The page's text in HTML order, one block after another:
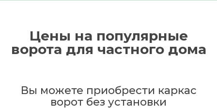
Цены на популярные
ворота для частного дома
Вы можете приобрести каркас
ворот без установки